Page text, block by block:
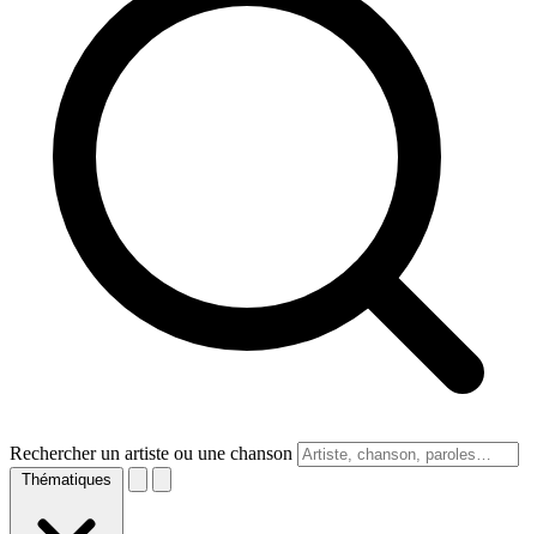
Rechercher un artiste ou une chanson
Thématiques